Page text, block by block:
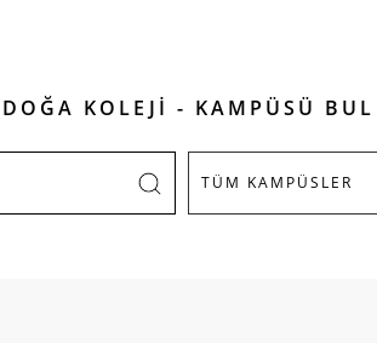
DOĞA KOLEJİ - KAMPÜSÜ BUL